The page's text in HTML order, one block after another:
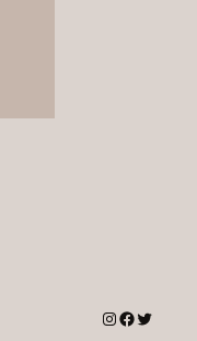
Instagram
Twitter